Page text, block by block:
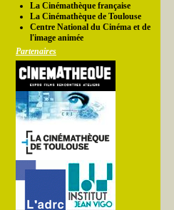
La Cinémathèque française
La Cinémathèque de Toulouse
Centre National du Cinéma et de
l'image animée
Partenaires